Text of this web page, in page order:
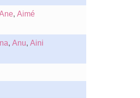
, Aimé
, Anu, Aini